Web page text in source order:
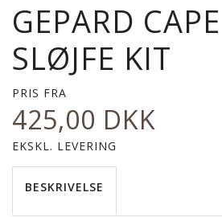
GEPARD
SLØJFE KIT
PRIS FRA
425,00 DKK
EKSKL. LEVERING
BESKRIVELSE